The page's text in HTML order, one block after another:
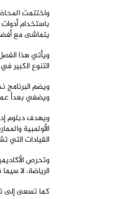
واختتمت
باستخدام
يتماشى مع
ويأتي هذا
التنوع الكبير
ويضم البرنامج
ويضفي بعداً
ويهدف دبلوم
الأولمبية
القيادات التي
وتحرص
الرياضة، لا
كما تسعى إلى